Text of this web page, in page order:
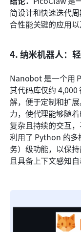
简设计和快速迭代
合性能关键的应用
4. 纳米机器人：
Nanobot 是一个用
其代码库仅约
解，便于定制和扩
力，使代理能够随
复杂且持续的交互
利用了 Python 的
务）级功能，以保
且具备上下文感知自